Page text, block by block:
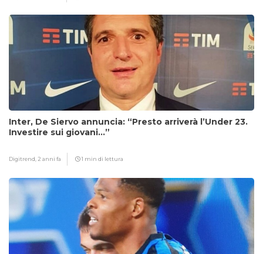
Inter, De Siervo annuncia: “Presto arriverà l’Under 23.
Investire sui giovani…”
Digitrend, 2 anni fa 1 min di lettura